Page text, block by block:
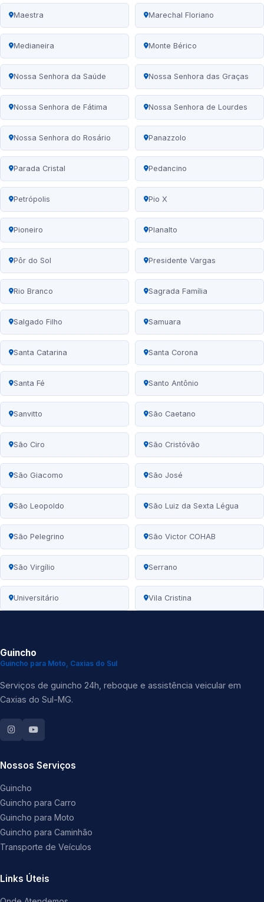
Maestra Marechal Floriano
Medianeira Monte Bérico
Nossa Senhora da Saúde Nossa Senhora das Graças
Nossa Senhora de Fátima Nossa Senhora de Lourdes
Nossa Senhora do Rosário Panazzolo
Parada Cristal Pedancino
Petrópolis Pio X
Pioneiro Planalto
Pôr do Sol Presidente Vargas
Rio Branco Sagrada Família
Salgado Filho Samuara
Santa Catarina Santa Corona
Santa Fé Santo Antônio
Sanvitto São Caetano
São Ciro São Cristóvão
São Giacomo São José
São Leopoldo São Luiz da Sexta Légua
São Pelegrino São Victor COHAB
São Virgílio Serrano
Universitário Vila Cristina
Guincho
Guincho para Moto, Caxias do Sul
Serviços de guincho 24h, reboque e assistência veicular em
Caxias do Sul-MG.
Nossos Serviços
Guincho
Guincho para Carro
Guincho para Moto
Guincho para Caminhão
Transporte de Veículos
Links Úteis